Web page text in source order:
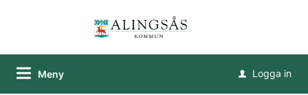
Meny u Logga in